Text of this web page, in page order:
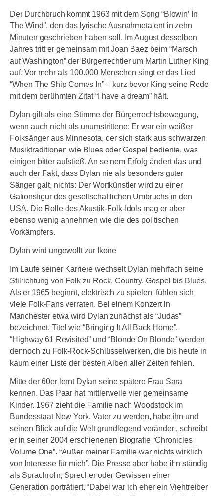
Der Durchbruch kommt 1963 mit dem Song “Blowin’ In
The Wind”, den das lyrische Ausnahmetalent in zehn
Minuten geschrieben haben soll. Im August desselben
Jahres tritt er gemeinsam mit Joan Baez beim “Marsch
auf Washington” der Bürgerrechtler um Martin Luther King
auf. Vor mehr als 100.000 Menschen singt er das Lied
“When The Ship Comes In” – kurz bevor King seine Rede
mit dem berühmten Zitat “I have a dream” hält.
Dylan gilt als eine Stimme der Bürgerrechtsbewegung,
wenn auch nicht als unumstrittene: Er war ein weißer
Folksänger aus Minnesota, der sich stark aus schwarzen
Musiktraditionen wie Blues oder Gospel bediente, was
einigen bitter aufstieß. An seinem Erfolg ändert das und
auch der Fakt, dass Dylan nie als besonders guter
Sänger galt, nichts: Der Wortkünstler wird zu einer
Galionsfigur des gesellschaftlichen Umbruchs in den
USA. Die Rolle des Akustik-Folk-Idols mag er aber
ebenso wenig annehmen wie die des politischen
Vorkämpfers.
Dylan wird ungewollt zur Ikone
Im Laufe seiner Karriere wechselt Dylan mehrfach seine
Stilrichtung von Folk zu Rock, Country, Gospel bis Blues.
Als er 1965 beginnt, elektrisch zu spielen, fühlen sich
viele Folk-Fans verraten. Bei einem Konzert in
Manchester etwa wird Dylan zunächst als “Judas”
bezeichnet. Titel wie “Bringing It All Back Home”,
“Highway 61 Revisited” und “Blonde On Blonde” werden
dennoch zu Folk-Rock-Schlüsselwerken, die bis heute in
kaum einer Liste der besten Alben aller Zeiten fehlen.
Mitte der 60er lernt Dylan seine spätere Frau Sara
kennen. Das Paar hat mittlerweile vier gemeinsame
Kinder. 1967 zieht die Familie nach Woodstock im
Bundesstaat New York. Vater zu werden, habe ihn und
seinen Blick auf die Welt grundlegend verändert, schreibt
er in seiner 2004 erschienenen Biografie “Chronicles
Volume One”. “Außer meiner Familie war nichts wirklich
von Interesse für mich”. Die Presse aber habe ihn ständig
als Sprachrohr, Sprecher oder Gewissen einer
Generation porträtiert. “Dabei war ich eher ein Viehtreiber